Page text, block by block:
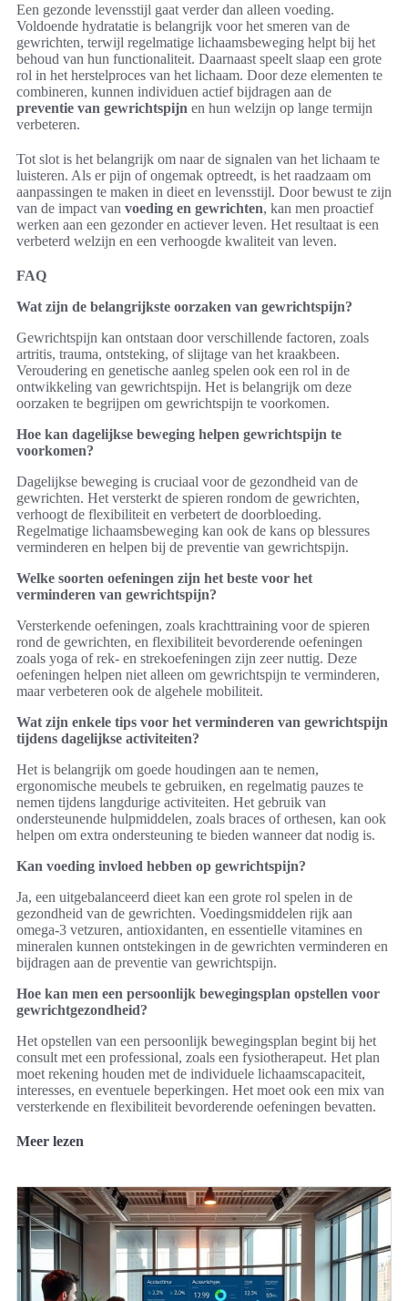
Een gezonde levensstijl gaat verder dan alleen voeding.
Voldoende hydratatie is belangrijk voor het smeren van de
gewrichten, terwijl regelmatige lichaamsbeweging helpt bij het
behoud van hun functionaliteit. Daarnaast speelt slaap een grote
rol in het herstelproces van het lichaam. Door deze elementen te
combineren, kunnen individuen actief bijdragen aan de
preventie van gewrichtspijn en hun welzijn op lange termijn
verbeteren.
Tot slot is het belangrijk om naar de signalen van het lichaam te
luisteren. Als er pijn of ongemak optreedt, is het raadzaam om
aanpassingen te maken in dieet en levensstijl. Door bewust te zijn
van de impact van voeding en gewrichten, kan men proactief
werken aan een gezonder en actiever leven. Het resultaat is een
verbeterd welzijn en een verhoogde kwaliteit van leven.
FAQ
Wat zijn de belangrijkste oorzaken van gewrichtspijn?
Gewrichtspijn kan ontstaan door verschillende factoren, zoals
artritis, trauma, ontsteking, of slijtage van het kraakbeen.
Veroudering en genetische aanleg spelen ook een rol in de
ontwikkeling van gewrichtspijn. Het is belangrijk om deze
oorzaken te begrijpen om gewrichtspijn te voorkomen.
Hoe kan dagelijkse beweging helpen gewrichtspijn te
voorkomen?
Dagelijkse beweging is cruciaal voor de gezondheid van de
gewrichten. Het versterkt de spieren rondom de gewrichten,
verhoogt de flexibiliteit en verbetert de doorbloeding.
Regelmatige lichaamsbeweging kan ook de kans op blessures
verminderen en helpen bij de preventie van gewrichtspijn.
Welke soorten oefeningen zijn het beste voor het
verminderen van gewrichtspijn?
Versterkende oefeningen, zoals krachttraining voor de spieren
rond de gewrichten, en flexibiliteit bevorderende oefeningen
zoals yoga of rek- en strekoefeningen zijn zeer nuttig. Deze
oefeningen helpen niet alleen om gewrichtspijn te verminderen,
maar verbeteren ook de algehele mobiliteit.
Wat zijn enkele tips voor het verminderen van gewrichtspijn
tijdens dagelijkse activiteiten?
Het is belangrijk om goede houdingen aan te nemen,
ergonomische meubels te gebruiken, en regelmatig pauzes te
nemen tijdens langdurige activiteiten. Het gebruik van
ondersteunende hulpmiddelen, zoals braces of orthesen, kan ook
helpen om extra ondersteuning te bieden wanneer dat nodig is.
Kan voeding invloed hebben op gewrichtspijn?
Ja, een uitgebalanceerd dieet kan een grote rol spelen in de
gezondheid van de gewrichten. Voedingsmiddelen rijk aan
omega-3 vetzuren, antioxidanten, en essentielle vitamines en
mineralen kunnen ontstekingen in de gewrichten verminderen en
bijdragen aan de preventie van gewrichtspijn.
Hoe kan men een persoonlijk bewegingsplan opstellen voor
gewrichtgezondheid?
Het opstellen van een persoonlijk bewegingsplan begint bij het
consult met een professional, zoals een fysiotherapeut. Het plan
moet rekening houden met de individuele lichaamscapaciteit,
interesses, en eventuele beperkingen. Het moet ook een mix van
versterkende en flexibiliteit bevorderende oefeningen bevatten.
Meer lezen